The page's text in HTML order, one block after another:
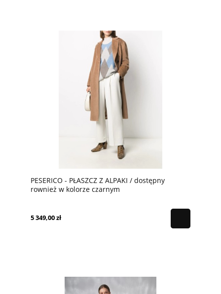
PESERICO - PŁASZCZ Z ALPAKI / dostępny
rownież w kolorze czarnym
5 349,00 zł